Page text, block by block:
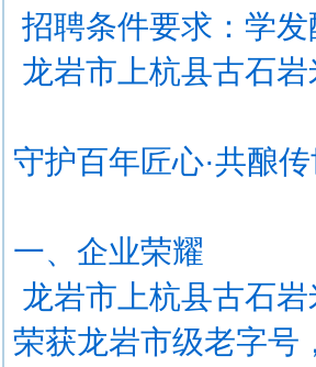
招聘条件要求：学
龙岩市上杭县古石
守护百年匠心·共酿
一、企业荣耀
龙岩市上杭县古石
荣获龙岩市级老字号